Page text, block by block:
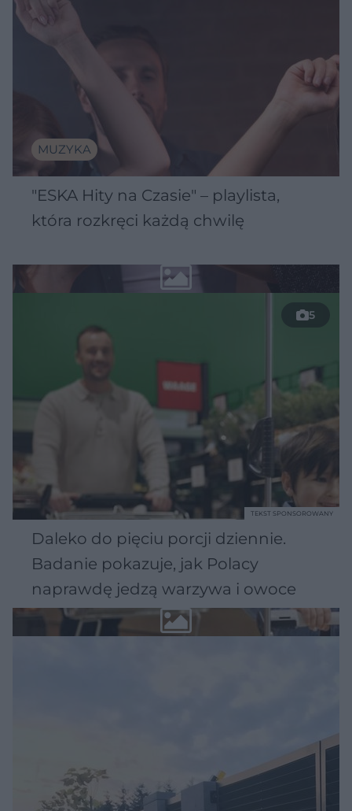
MUZYKA
"ESKA Hity na Czasie" – playlista,
która rozkręci każdą chwilę
5
Daleko do pięciu porcji dziennie.
Badanie pokazuje, jak Polacy
naprawdę jedzą warzywa i owoce
TEKST SPONSOROWANY